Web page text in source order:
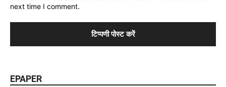
next time I comment.
EPAPER